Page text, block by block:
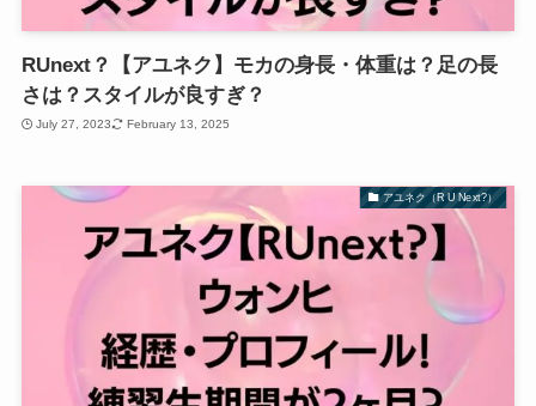
RUnext？【アユネク】モカの身長・体重は？足の長
さは？スタイルが良すぎ？
July 27, 2023 February 13, 2025
アユネク（R U Next?）